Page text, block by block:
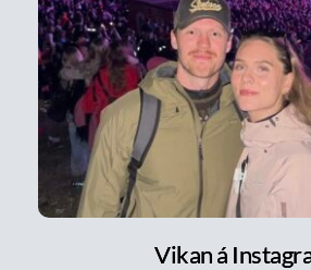
Vikan á